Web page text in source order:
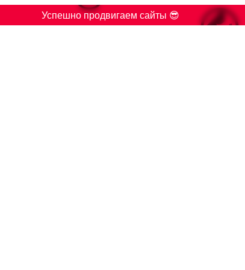
Успешно продвигаем сайты 😎